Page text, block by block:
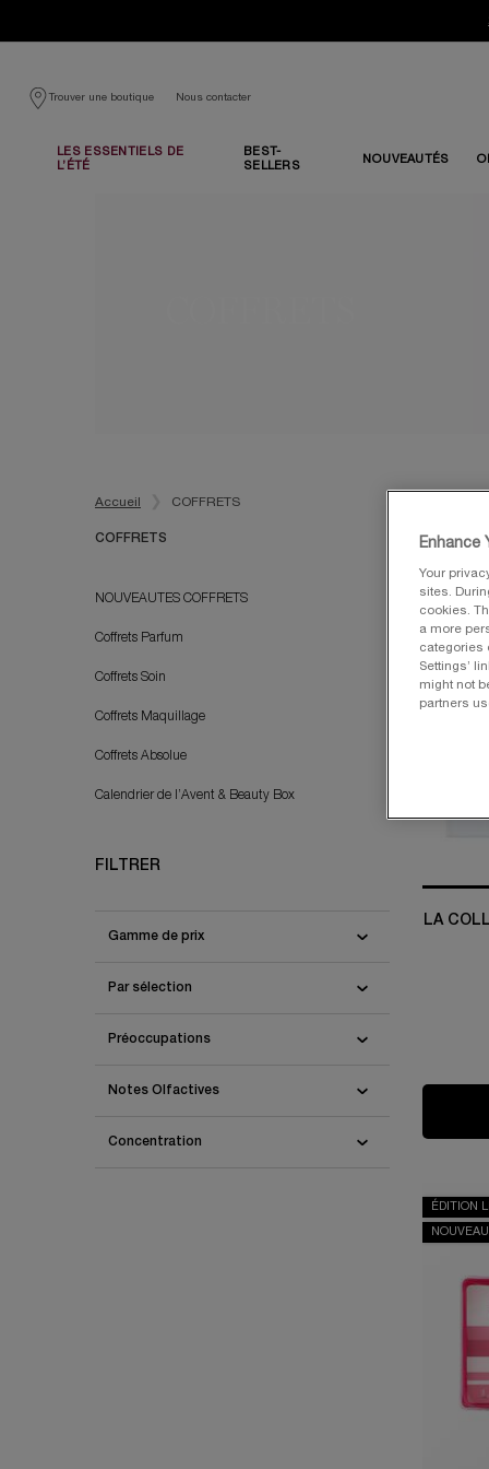
Trouver une boutique
Nous contacter
LES ESSENTIELS DE
L’ÉTÉ
BEST-
SELLERS
NOUVEAUTÉS
Accueil COFFRETS
COFFRETS
NOUVEAUTES COFFRETS
Coffrets Parfum
Coffrets Soin
Coffrets Maquillage
Coffrets Absolue
Calendrier de l’Avent & Beauty Box
FILTRER
Gamme de prix
Par sélection
Préoccupations
Notes Olfactives
Concentration
LA
ÉDITION
Enhance
Your
sites.
cookies.
a more
categories
Settings’
might not
partners